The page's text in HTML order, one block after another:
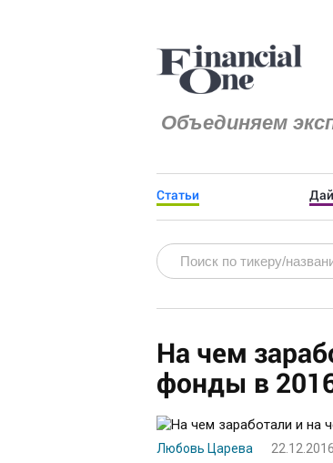
Объединяем
Статьи
На чем
фонды в
Любовь Царева